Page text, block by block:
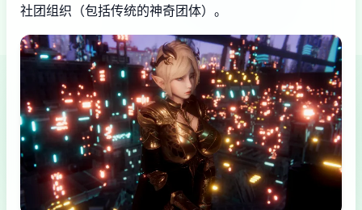
社团组织（包括传统的神奇团体）。